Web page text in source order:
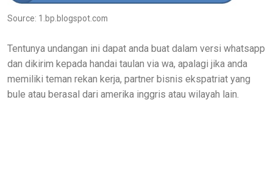
Source: 1.bp.blogspot.com
Tentunya undangan ini dapat anda buat dalam versi whatsapp
dan dikirim kepada handai taulan via wa, apalagi jika anda
memiliki teman rekan kerja, partner bisnis ekspatriat yang
bule atau berasal dari amerika inggris atau wilayah lain.